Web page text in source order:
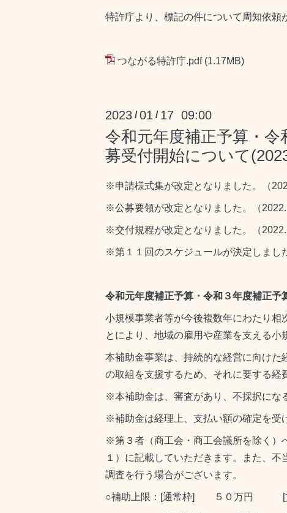
特許庁より、標記の件について周知依頼
つながる特許庁.pdf (1.17MB)
2023 /01 / 17 09:00
令和元年度補正予算・
募受付開始について
※申請様式集が改定となりました。（
※公募要領が改定となりました。（
※交付規程が改定となりました。（
※第１１回のスケジュールが決定しまし
令和元年度補正予算・令和３年度補正
小規模事業者等が今後複数年にわたり相
とにより、地域の雇用や産業を支える小
本補助金事業は、持続的な経営に向けた
の取組を支援するため、それに要する経
※本補助金は、審査があり、不採択にな
※補助金は経理上、支払い額の確定を受
※第３者（商工会・商工会議所を除く）
１）に記載していただきます。また、
調査を行う場合がございます。
○補助上限：[通常枠] ５０万円 [賃